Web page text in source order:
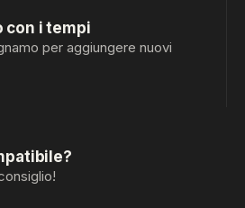
con i tempi
per aggiungere nuovi